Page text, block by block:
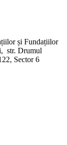
și Fundațiilor
str. Drumul
Sector 6